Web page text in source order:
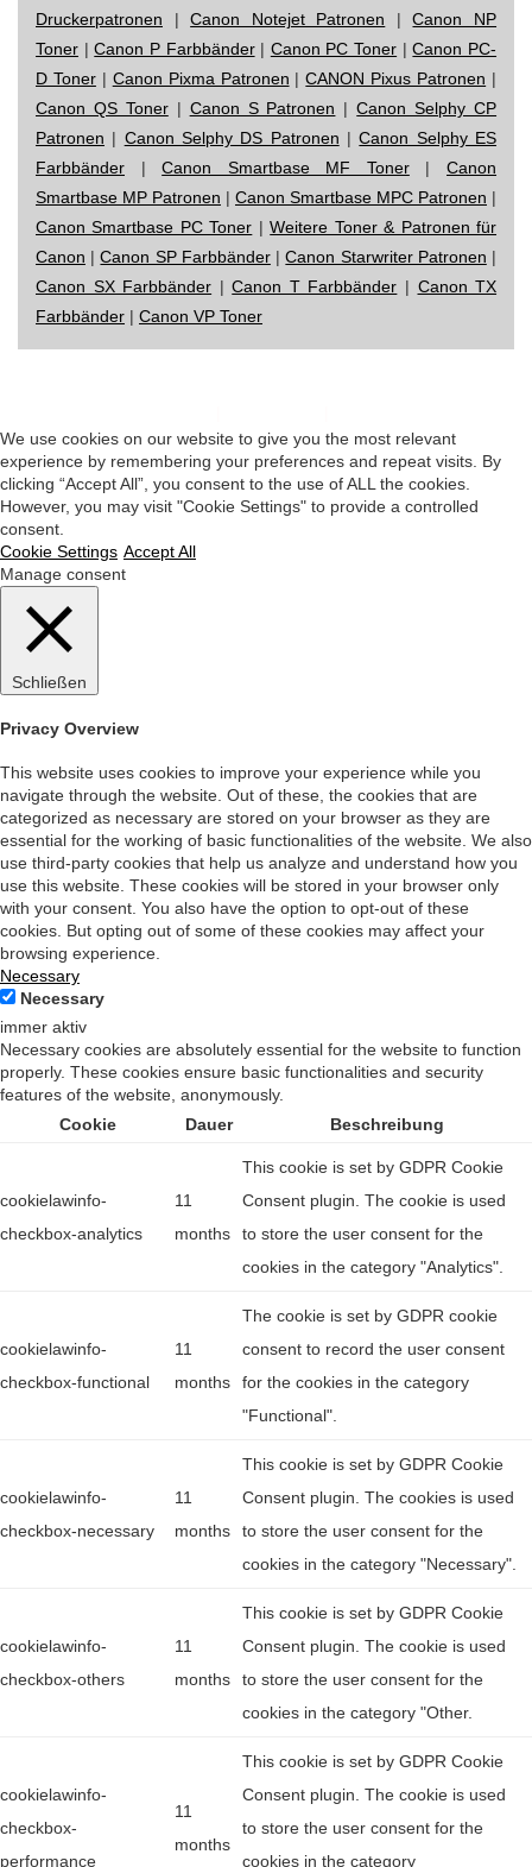
Druckerpatronen |Canon Notejet Patronen |Canon NP
Toner |Canon P Farbbänder| Canon PC Toner |Canon PC-
D Toner| Canon Pixma Patronen |CANON Pixus Patronen |
Canon QS Toner| Canon S Patronen |Canon Selphy CP
Patronen | Canon Selphy DS Patronen |Canon Selphy ES
Farbbänder |Canon Smartbase MF Toner|Canon
Smartbase MP Patronen | Canon Smartbase MPC Patronen |
Canon Smartbase PC Toner |Weitere Toner & Patronen für
Canon |Canon SP Farbbänder|Canon Starwriter Patronen |
Canon SX Farbbänder |Canon T Farbbänder | Canon TX
Farbbänder | Canon VP Toner
We use cookies on our website to give you the most relevant
experience by remembering your preferences and repeat visits. By
clicking “Accept All”, you consent to the use of ALL the cookies.
However, you may visit "Cookie Settings" to provide a controlled
consent.
Cookie Settings Accept All
Manage consent
Schließen
Privacy Overview
This website uses cookies to improve your experience while you
navigate through the website. Out of these, the cookies that are
categorized as necessary are stored on your browser as they are
essential for the working of basic functionalities of the website. We also
use third-party cookies that help us analyze and understand how you
use this website. These cookies will be stored in your browser only
with your consent. You also have the option to opt-out of these
cookies. But opting out of some of these cookies may affect your
browsing experience.
Necessary
Necessary
immer aktiv
Necessary cookies are absolutely essential for the website to function
properly. These cookies ensure basic functionalities and security
features of the website, anonymously.
Cookie
Dauer Beschreibung
cookielawinfo-
checkbox-analytics
11
months
This cookie is set by GDPR Cookie
Consent plugin. The cookie is used
to store the user consent for the
cookies in the category "Analytics".
cookielawinfo-
checkbox-functional
11
months
The cookie is set by GDPR cookie
consent to record the user consent
for the cookies in the category
"Functional".
cookielawinfo-
checkbox-necessary
11
months
This cookie is set by GDPR Cookie
Consent plugin. The cookies is used
to store the user consent for the
cookies in the category "Necessary".
cookielawinfo-
checkbox-others
11
months
This cookie is set by GDPR Cookie
Consent plugin. The cookie is used
to store the user consent for the
cookies in the category "Other.
cookielawinfo-
checkbox-
performance
11
months
This cookie is set by GDPR Cookie
Consent plugin. The cookie is used
to store the user consent for the
cookies in the category